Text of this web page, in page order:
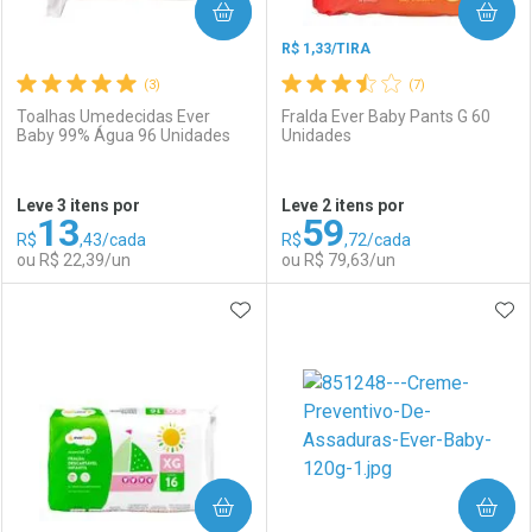
Comprar sem Desconto
Por R$ 242,70/cada
Comprar sem Desconto
Por R$ 242,70/cada
Comprar sem Desconto
Por R$ 18,99/cada
Comprar sem Desconto
Por R$ 18,99/cada
(3)
Toalhas Umedecidas Ever
Baby 99% Água 96 Unidades
Leve 3 itens por
R$13,43/cada
ou R$ 22,39/un
COMPRAR
(7)
R$ 1,33/TIRA
Fralda Ever Baby Pants G 60
Unidades
Leve 2 itens por
R$59,72/cada
ou R$ 79,63/un
COMPRAR
Laboratório
Por Menos
ADICIONAR AOS FAVORITOS
COMPRAR COMPRAR